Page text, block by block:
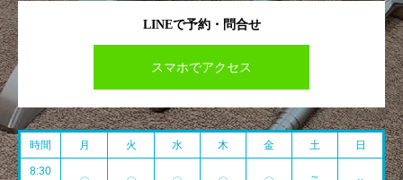
LINEで予約・問合せ
スマホでアクセス
時間 月 火 水 木 金 土 日
8:30
～